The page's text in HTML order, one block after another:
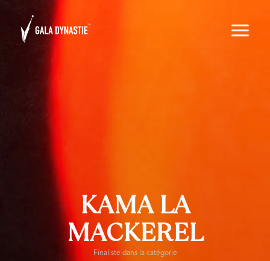
KAMA LA
MACKEREL
Finaliste dans la catégorie